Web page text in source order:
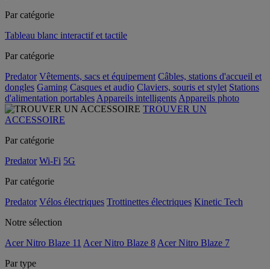
Par catégorie
Tableau blanc interactif et tactile
Par catégorie
Predator Vêtements, sacs et équipement Câbles, stations d'accueil et
dongles Gaming Casques et audio Claviers, souris et stylet Stations
d'alimentation portables Appareils intelligents Appareils photo
TROUVER UN
ACCESSOIRE
Par catégorie
Predator Wi-Fi 5G
Par catégorie
Predator Vélos électriques Trottinettes électriques Kinetic Tech
Notre sélection
Acer Nitro Blaze 11 Acer Nitro Blaze 8 Acer Nitro Blaze 7
Par type